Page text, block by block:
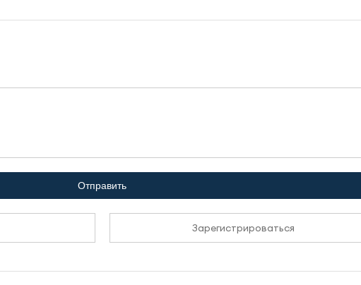
Отправить
Зарегистрироваться